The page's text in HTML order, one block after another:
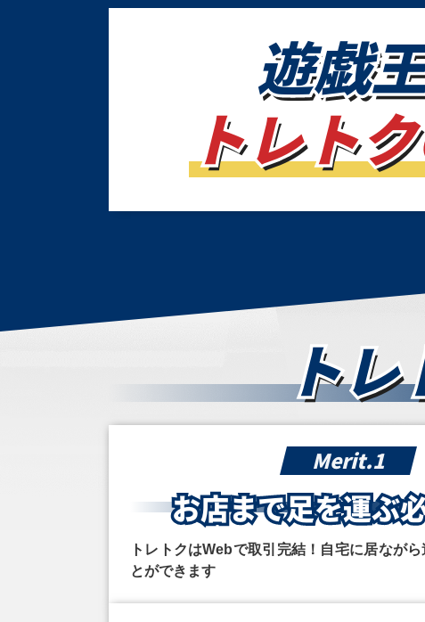
遊戯
トレト
トレ
Merit.1
お店まで足を運ぶ
トレトクはWebで取引完結！自宅に居なが
とができます